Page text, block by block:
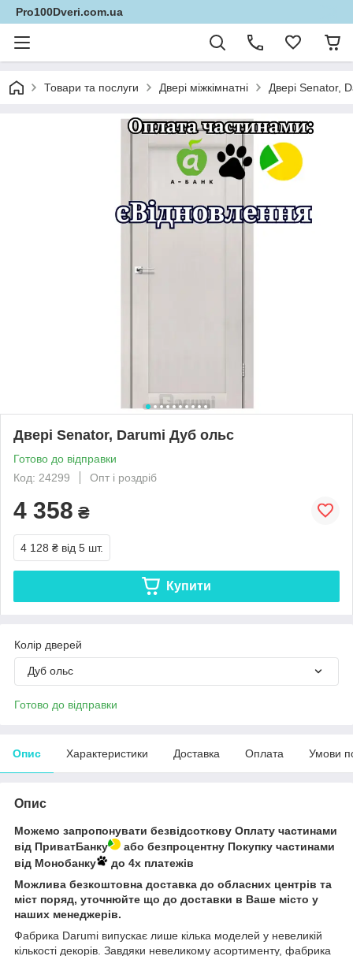
Pro100Dveri.com.ua
Товари та послуги Двері міжкімнатні Двері Senator,
Двері Senator, Darumi Дуб ольс
Готово до відправки
Код: 24299
Опт і роздріб
4 358 ₴
4 128 ₴ від 5 шт.
Купити
Колір дверей
Дуб ольс
Готово до відправки
Опис Характеристики Доставка Оплата Умови
Опис
Можемо запропонувати безвідсоткову Оплату частинами
від ПриватБанку
або безпроцентну Покупку частинами
від Монобанку
до 4х платежів
Можлива безкоштовна доставка до обласних центрів та
міст поряд, уточнюйте що до доставки в Ваше місто у
наших менеджерів.
Фабрика Darumi випускає лише кілька моделей у невеликій
кількості декорів. Завдяки невеликому асортименту, фабрика